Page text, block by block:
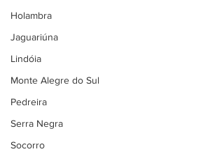
Holambra
Jaguariúna
Lindóia
Monte Alegre do Sul
Pedreira
Serra Negra
Socorro